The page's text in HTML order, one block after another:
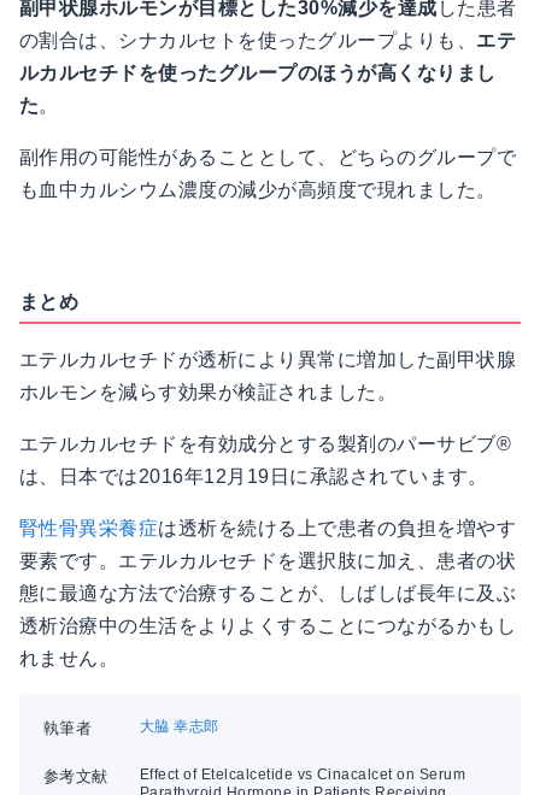
副甲状腺ホルモンが目標とした30%減少を達成 した患者
の割合は、シナカルセトを使ったグループよりも、 エテ
ルカルセチドを使ったグループのほうが高くなりまし
た。
副作用の可能性があることとして、どちらのグループで
も血中カルシウム濃度の減少が高頻度で現れました。
まとめ
エテルカルセチドが透析により異常に増加した副甲状腺
ホルモンを減らす効果が検証されました。
エテルカルセチドを有効成分とする製剤のパーサビブ®
は、日本では2016年12月19日に承認されています。
腎性骨異栄養症は透析を続ける上で患者の負担を増やす
要素です。エテルカルセチドを選択肢に加え、患者の状
態に最適な方法で治療することが、しばしば長年に及ぶ
透析治療中の生活をよりよくすることにつながるかもし
れません。
執筆者 大脇 幸志郎
参考文献
Effect of Etelcalcetide vs Cinacalcet on Serum